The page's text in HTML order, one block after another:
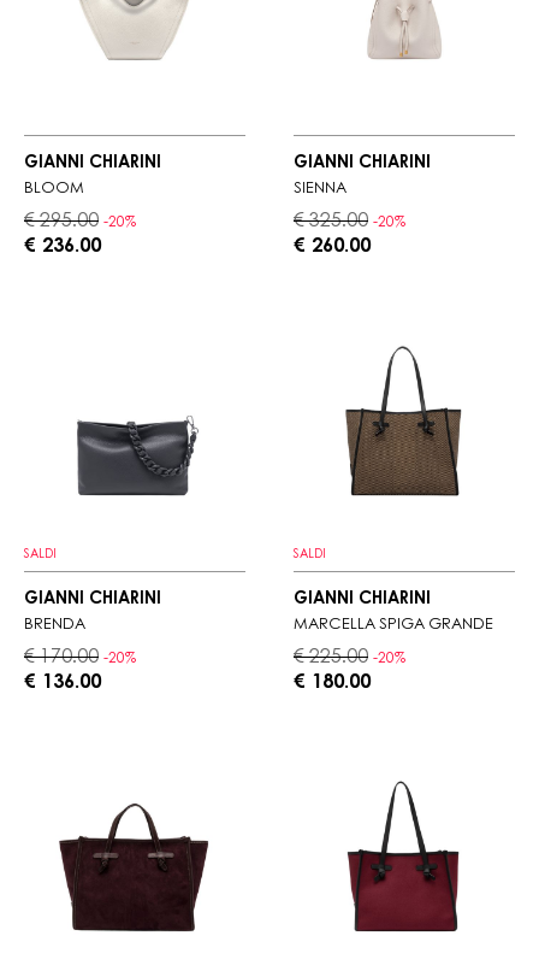
GIANNI CHIARINI
BLOOM
€ 295.00 -20%
€ 236.00
GIANNI CHIARINI
SIENNA
€ 325.00 -20%
€ 260.00
SALDI
GIANNI CHIARINI
BRENDA
€ 170.00 -20%
€ 136.00
SALDI
GIANNI CHIARINI
MARCELLA SPIGA GRANDE
€ 225.00 -20%
€ 180.00